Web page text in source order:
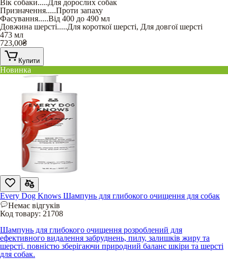
Вік собаки.....Для дорослих собак
Призначення.....Проти запаху
Фасування.....Від 400 до 490 мл
Довжина шерсті.....Для короткої шерсті, Для довгої шерсті
473 мл
723,00₴
Купити
Новинка
Every Dog Knows Шампунь для глибокого очищення для собак
Немає відгуків
Код товару: 21708
Шампунь для глибокого очищення розроблений для
ефективного видалення забруднень, пилу, залишків жиру та
шерсті, повністю зберігаючи природний баланс шкіри та шерсті
для собак.